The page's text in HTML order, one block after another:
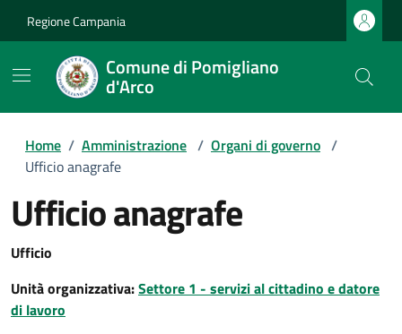
Regione Campania
Comune di Pomigliano
d'Arco
Home / Amministrazione / Organi di governo /
Ufficio anagrafe
Ufficio anagrafe
Ufficio
Unità organizzativa:Settore 1 - servizi al cittadino e datore
di lavoro